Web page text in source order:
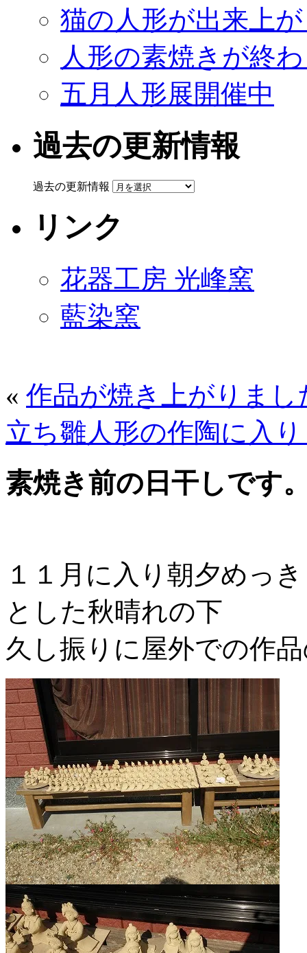
猫の人形が出来上
人形の素焼きが終
五月人形展開催中
過去の更新情報
過去の更新情報
リンク
花器工房 光峰窯
藍染窯
« 作品が焼き上がりまし
立ち雛人形の作陶に入
素焼き前の日干しです
１１月に入り朝夕めっ
とした秋晴れの下
久し振りに屋外での作